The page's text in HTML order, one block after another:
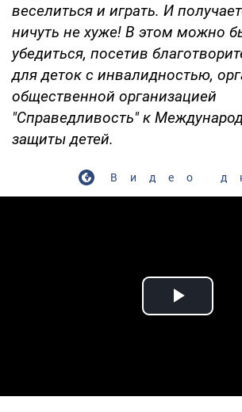
веселиться и играть. И
ничуть не хуже! В этом можно
убедиться, посетив
для деток с инвалидностью,
общественной организацией
"Справедливость" к
защиты детей.
Видео
Play